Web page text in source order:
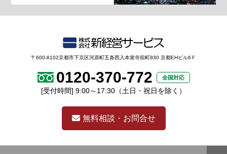
〒600-8102京都市下京区河原町五条西入本覚寺前町830 京都EHビル6Ｆ
0120-370-772 全国対応
[受付時間] 9:00～17:30（土日・祝日を除く）
無料相談・お問合せ